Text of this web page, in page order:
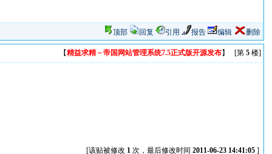
顶部 回复 引用 报告 编辑 删除
【精益求精－帝国网站管理系统7.5正式版开源发布】 [第 5楼]
[该贴被修改 1次，最后修改时间 2011-06-23 14:41:05]